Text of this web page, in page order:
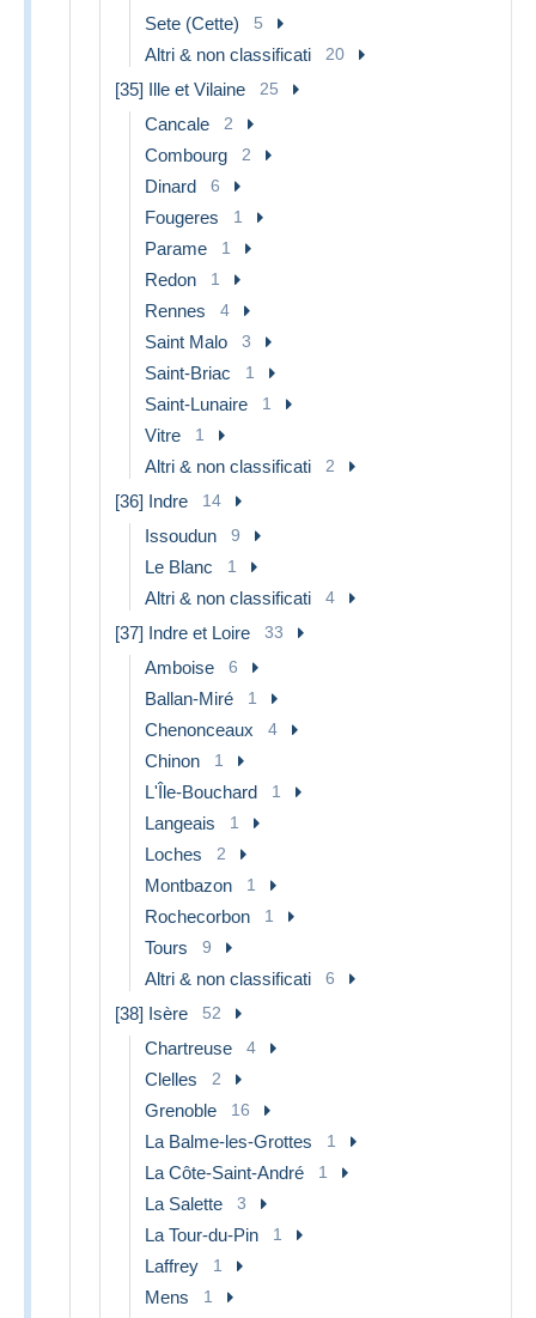
Sete (Cette) 5
Altri & non classificati 20
[35] Ille et Vilaine 25
Cancale 2
Combourg 2
Dinard 6
Fougeres 1
Parame 1
Redon 1
Rennes 4
Saint Malo 3
Saint-Briac 1
Saint-Lunaire 1
Vitre 1
Altri & non classificati 2
[36] Indre 14
Issoudun 9
Le Blanc 1
Altri & non classificati 4
[37] Indre et Loire 33
Amboise 6
Ballan-Miré 1
Chenonceaux 4
Chinon 1
L'Île-Bouchard 1
Langeais 1
Loches 2
Montbazon 1
Rochecorbon 1
Tours 9
Altri & non classificati 6
[38] Isère 52
Chartreuse 4
Clelles 2
Grenoble 16
La Balme-les-Grottes 1
La Côte-Saint-André 1
La Salette 3
La Tour-du-Pin 1
Laffrey 1
Mens 1